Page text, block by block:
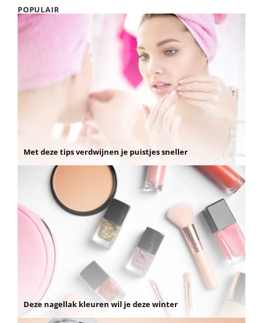
POPULAIR
Met deze tips verdwijnen je puistjes sneller
Deze nagellak kleuren wil je deze winter